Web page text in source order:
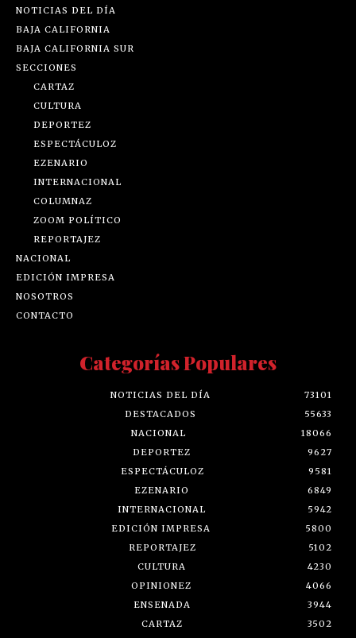
NOTICIAS DEL DÍA
BAJA CALIFORNIA
BAJA CALIFORNIA SUR
SECCIONES
CARTAZ
CULTURA
DEPORTEZ
ESPECTÁCULOZ
EZENARIO
INTERNACIONAL
COLUMNAZ
ZOOM POLÍTICO
REPORTAJEZ
NACIONAL
EDICIÓN IMPRESA
NOSOTROS
CONTACTO
Categorías Populares
NOTICIAS DEL DÍA
73101
DESTACADOS
55633
NACIONAL
18066
DEPORTEZ
9627
ESPECTÁCULOZ
9581
EZENARIO
6849
INTERNACIONAL
5942
EDICIÓN IMPRESA
5800
REPORTAJEZ
5102
CULTURA
4230
OPINIONEZ
4066
ENSENADA
3944
CARTAZ
3502